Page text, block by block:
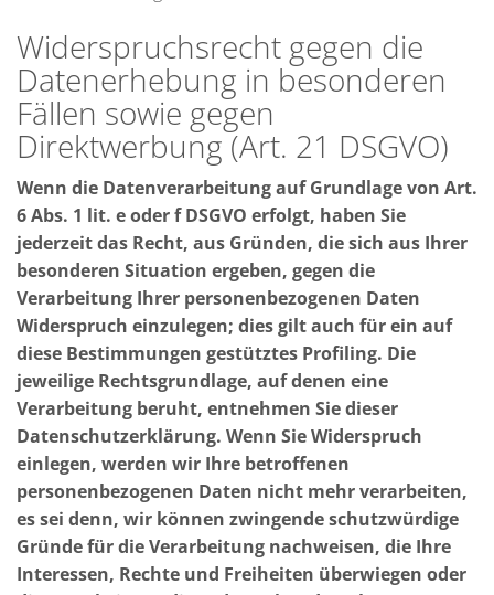
Widerspruchsrecht gegen die
Datenerhebung in besonderen
Fällen sowie gegen
Direktwerbung (Art. 21 DSGVO)
Wenn die Datenverarbeitung auf Grundlage von Art.
6 Abs. 1 lit. e oder f DSGVO erfolgt, haben Sie
jederzeit das Recht, aus Gründen, die sich aus Ihrer
besonderen Situation ergeben, gegen die
Verarbeitung Ihrer personenbezogenen Daten
Widerspruch einzulegen; dies gilt auch für ein auf
diese Bestimmungen gestütztes Profiling. Die
jeweilige Rechtsgrundlage, auf denen eine
Verarbeitung beruht, entnehmen Sie dieser
Datenschutzerklärung. Wenn Sie Widerspruch
einlegen, werden wir Ihre betroffenen
personenbezogenen Daten nicht mehr verarbeiten,
es sei denn, wir können zwingende schutzwürdige
Gründe für die Verarbeitung nachweisen, die Ihre
Interessen, Rechte und Freiheiten überwiegen oder